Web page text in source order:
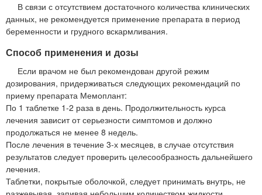
В связи с отсутствием достаточного количества клинических
данных, не рекомендуется применение препарата в период
беременности и грудного вскармливания.
Способ применения и дозы
Если врачом не был рекомендован другой режим
дозирования, придерживаться следующих рекомендаций по
приему препарата Мемоплант:
По 1 таблетке 1-2 раза в день. Продолжительность курса
лечения зависит от серьезности симптомов и должно
продолжаться не менее 8 недель.
После лечения в течение 3-х месяцев, в случае отсутствия
результатов следует проверить целесообразность дальнейшего
лечения.
Таблетки, покрытые оболочкой, следует принимать внутрь, не